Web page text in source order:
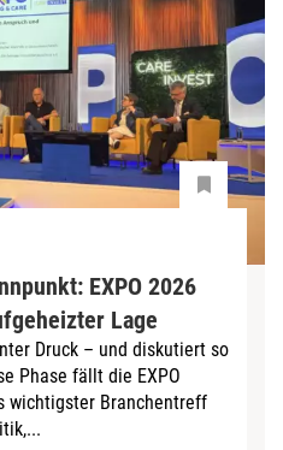
EXPO 2026
Lage
Druck – und diskutiert so
Phase fällt die EXPO
wichtigster Branchentreff